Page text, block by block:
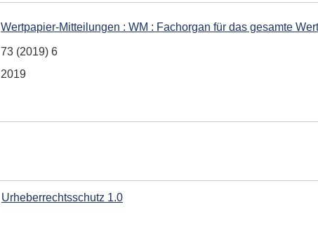
Wertpapier-Mitteilungen : WM : Fachorgan für das gesamte
73 (2019) 6
2019
Urheberrechtsschutz 1.0